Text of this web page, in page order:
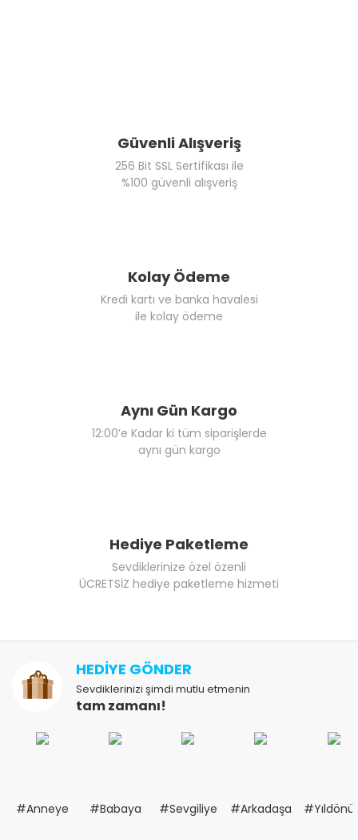
Güvenli Alışveriş
256 Bit SSL Sertifikası ile
%100 güvenli alışveriş
Kolay Ödeme
Kredi kartı ve banka havalesi
ile kolay ödeme
Aynı Gün Kargo
12:00’e Kadar ki tüm siparişlerde
aynı gün kargo
Hediye Paketleme
Sevdiklerinize özel özenli
ÜCRETSİZ hediye paketleme hizmeti
HEDİYE GÖNDER
Sevdiklerinizi şimdi mutlu etmenin
tam zamanı!
#Anneye #Babaya #Sevgiliye #Arkadaşa